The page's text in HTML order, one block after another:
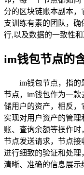
分的区块链账本副本
支训练有素的团队，
行,以及数据的一致性和
im钱包节点的
im钱包节点，指的
节点，im钱包作为一
储用户的资产，相反
实现对用户资产的管
账、查询余额等操作
节点发送请求，节点接
进行细致的验证和处
清晰、准确的信息展示